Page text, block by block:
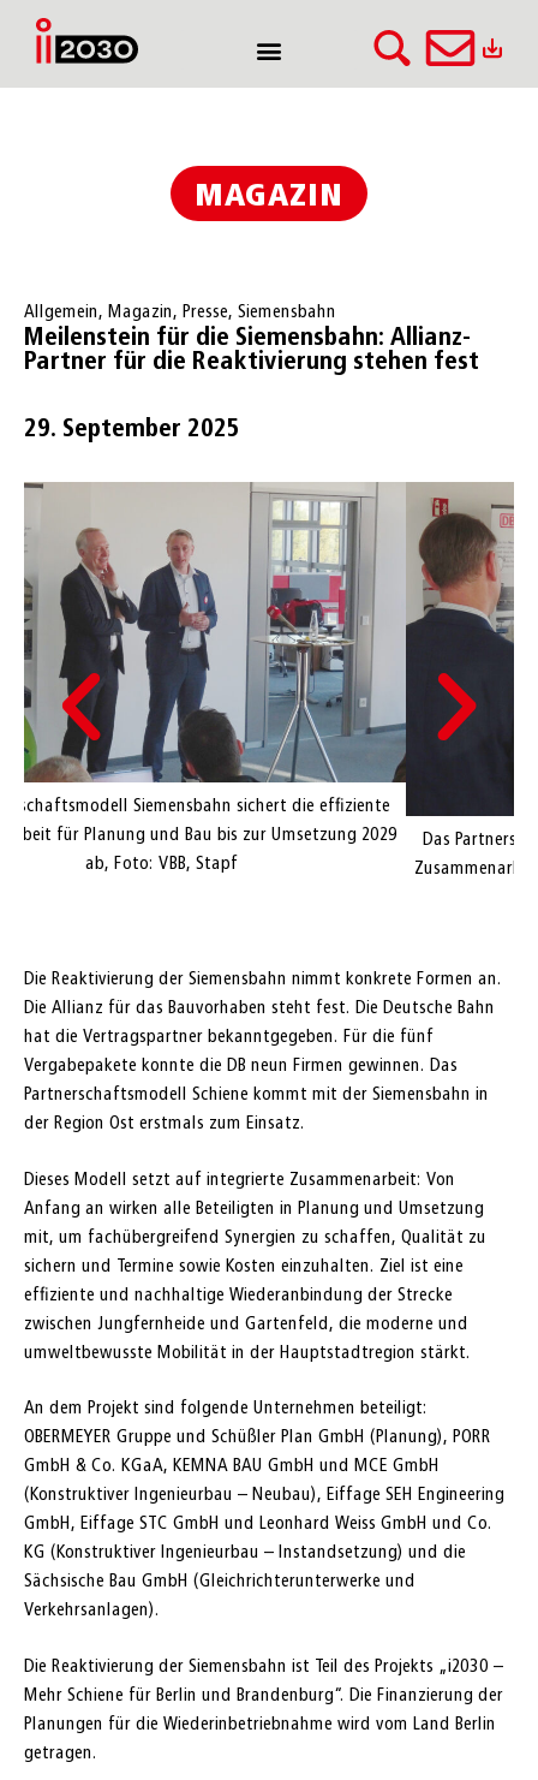
MAGAZIN
Allgemein, Magazin, Presse, Siemensbahn
Meilenstein für die Siemensbahn: Allianz-
Partner für die Reaktivierung stehen fest
29. September 2025
Das Partnerschaftsmodell Siemensbahn sichert die effiziente
Zusammenarbeit für Planung und Bau bis zur Umsetzung 2029
Die Reaktivierung der Siemensbahn nimmt konkrete Formen an.
Die Allianz für das Bauvorhaben steht fest. Die Deutsche Bahn
hat die Vertragspartner bekanntgegeben. Für die fünf
Vergabepakete konnte die DB neun Firmen gewinnen. Das
Partnerschaftsmodell Schiene kommt mit der Siemensbahn in
der Region Ost erstmals zum Einsatz.
Dieses Modell setzt auf integrierte Zusammenarbeit: Von
Anfang an wirken alle Beteiligten in Planung und Umsetzung
mit, um fachübergreifend Synergien zu schaffen, Qualität zu
sichern und Termine sowie Kosten einzuhalten. Ziel ist eine
effiziente und nachhaltige Wiederanbindung der Strecke
zwischen Jungfernheide und Gartenfeld, die moderne und
umweltbewusste Mobilität in der Hauptstadtregion stärkt.
An dem Projekt sind folgende Unternehmen beteiligt:
OBERMEYER Gruppe und Schüßler Plan GmbH (Planung), PORR
GmbH & Co. KGaA, KEMNA BAU GmbH und MCE GmbH
(Konstruktiver Ingenieurbau – Neubau), Eiffage SEH Engineering
GmbH, Eiffage STC GmbH und Leonhard Weiss GmbH und Co.
KG (Konstruktiver Ingenieurbau – Instandsetzung) und die
Sächsische Bau GmbH (Gleichrichterunterwerke und
Verkehrsanlagen).
Die Reaktivierung der Siemensbahn ist Teil des Projekts „i2030 –
Mehr Schiene für Berlin und Brandenburg“. Die Finanzierung der
Planungen für die Wiederinbetriebnahme wird vom Land Berlin
getragen.